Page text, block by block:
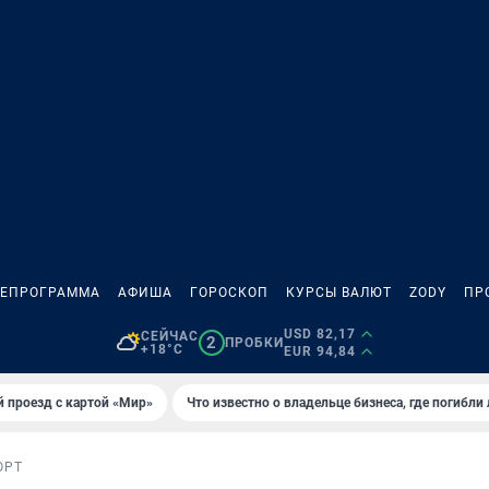
АФИША ГОРОСКОП КУРСЫ ВАЛЮТ ZODY
СЕЙЧАС
+18°C
2 ПРОБКИ
USD 82,17
EUR 94,84
проезд с картой «Мир» Что известно о владельце бизнеса, где